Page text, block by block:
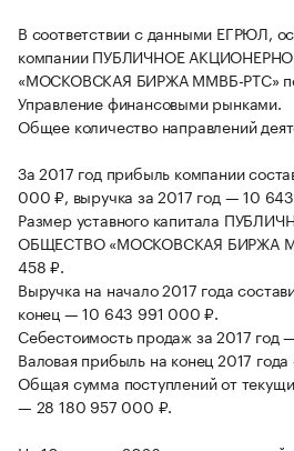
В соответствии с данными ЕГРЮЛ,
компании ПУБЛИЧНОЕ
«МОСКОВСКАЯ БИРЖА ММВБ-РТС»
Управление финансовыми рынками.
Общее количество направлений
За 2017 год прибыль компании
000 ₽, выручка за 2017 год — 10
Размер уставного капитала
ОБЩЕСТВО «МОСКОВСКАЯ БИРЖА
458 ₽.
Выручка на начало 2017 года
конец — 10 643 991 000 ₽.
Себестоимость продаж за 2017 год
Валовая прибыль на конец 2017
Общая сумма поступлений от
— 28 180 957 000 ₽.